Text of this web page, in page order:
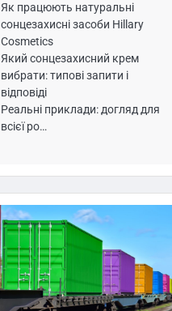
Як працюють натуральні
сонцезахисні засоби Hillary
Cosmetics
Який сонцезахисний крем
вибрати: типові запити і
відповіді
Реальні приклади: догляд для
всієї ро…